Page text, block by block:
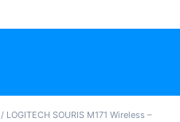
/ LOGITECH SOURIS M171 Wireless –